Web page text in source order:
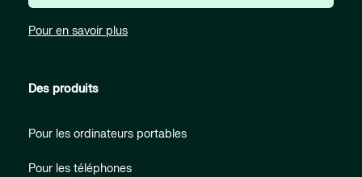
Pour en savoir plus
Des produits
Pour les ordinateurs portables
Pour les téléphones